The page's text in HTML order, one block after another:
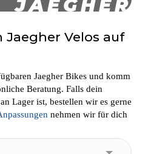
JAEGHER
Velos auf
Jaegher Bikes und komm
Beratung. Falls dein
Lager ist, bestellen wir es gerne
nehmen wir für dich